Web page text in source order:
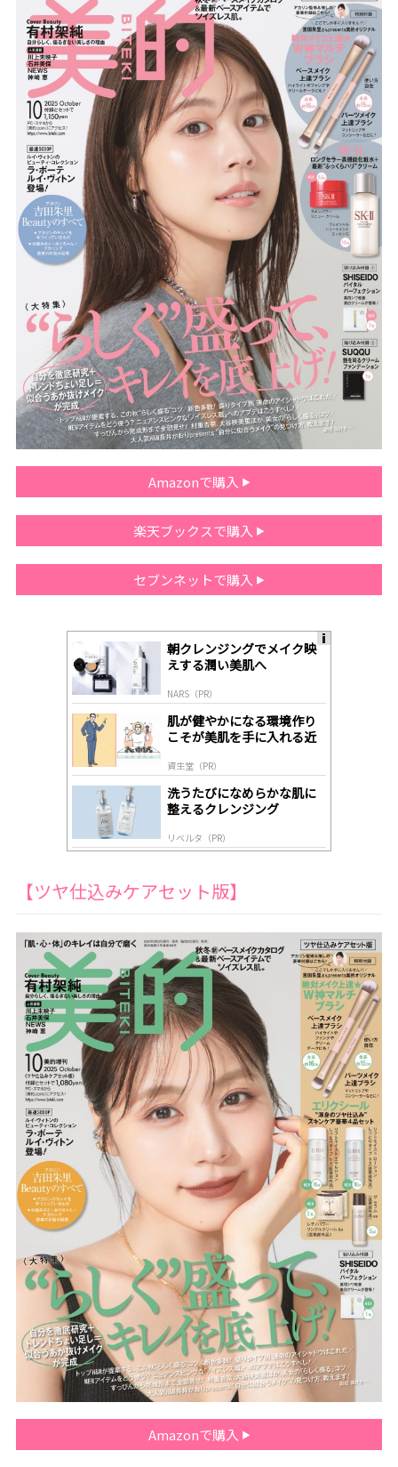
Amazonで購入
楽天ブックスで購入
セブンネットで購入
朝クレンジングでメイク映
えする潤い美肌へ
NARS（PR）
肌が健やかになる環境作り
こそが美肌を手に入れる近
資生堂（PR）
洗うたびになめらかな肌に
整えるクレンジング
リベルタ（PR）
【ツヤ仕込みケアセット版】
Amazonで購入